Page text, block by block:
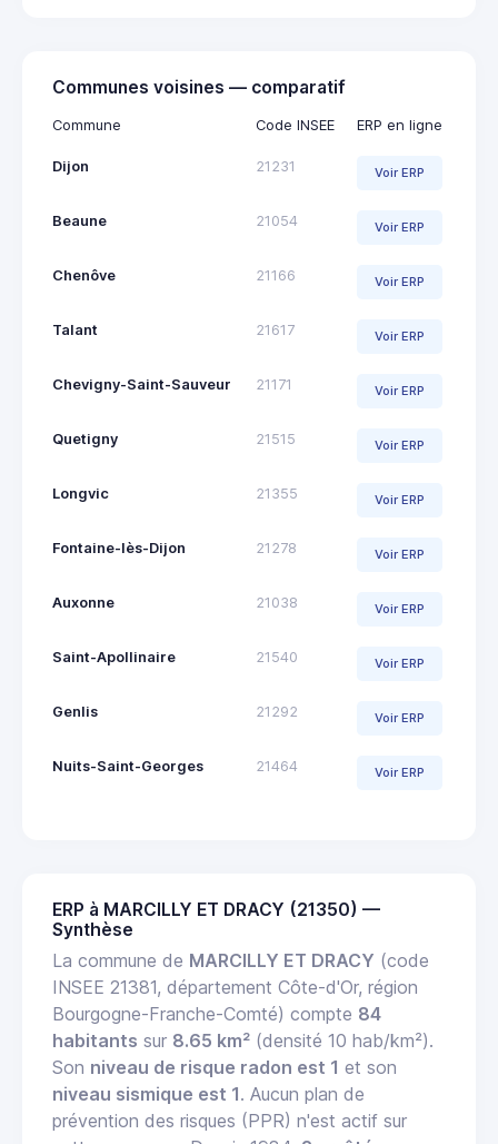
Communes voisines — comparatif
Commune Code INSEE ERP en ligne
Dijon 21231 Voir ERP
Beaune 21054 Voir ERP
Chenôve 21166 Voir ERP
Talant 21617 Voir ERP
Chevigny-Saint-Sauveur 21171 Voir ERP
Quetigny 21515 Voir ERP
Longvic 21355 Voir ERP
Fontaine-lès-Dijon 21278 Voir ERP
Auxonne 21038 Voir ERP
Saint-Apollinaire 21540 Voir ERP
Genlis 21292 Voir ERP
Nuits-Saint-Georges 21464 Voir ERP
ERP à MARCILLY ET DRACY (21350) —
Synthèse
La commune de MARCILLY ET DRACY (code
INSEE 21381, département Côte-d'Or, région
Bourgogne-Franche-Comté) compte 84
habitants sur 8.65 km² (densité 10 hab/km²).
Son niveau de risque radon est 1 et son
niveau sismique est 1. Aucun plan de
prévention des risques (PPR) n'est actif sur